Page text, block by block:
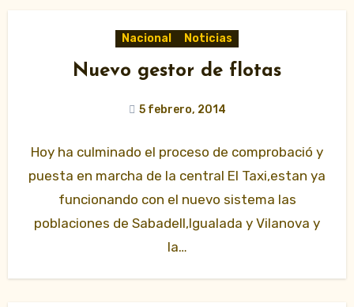
Nacional Noticias
Nuevo gestor de flotas
5 febrero, 2014
Hoy ha culminado el proceso de comprobació y
puesta en marcha de la central El Taxi,estan ya
funcionando con el nuevo sistema las
poblaciones de Sabadell,Igualada y Vilanova y
la…